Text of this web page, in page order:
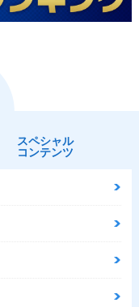
スペシャル
コンテンツ